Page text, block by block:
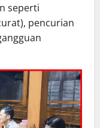
seperti
pencurian